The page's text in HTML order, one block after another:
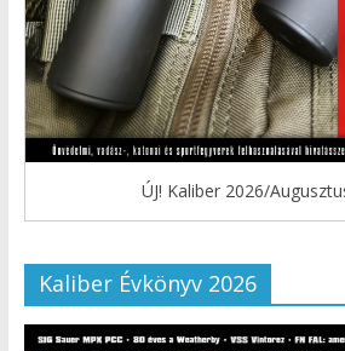
ÚJ! Kaliber 2026/
Kaliber Évkönyv 2026